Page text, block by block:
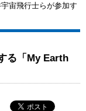
宙飛行士らが参加す
る「My Earth